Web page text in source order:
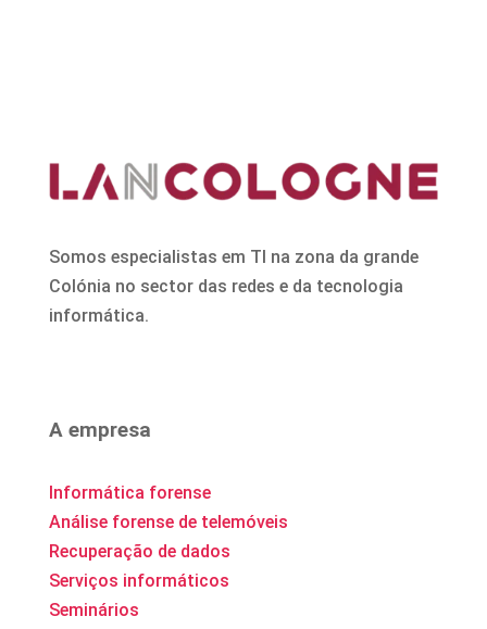
Somos especialistas em TI na zona da grande
Colónia no sector das redes e da tecnologia
informática.
A empresa
Informática forense
Análise forense de telemóveis
Recuperação de dados
Serviços informáticos
Seminários